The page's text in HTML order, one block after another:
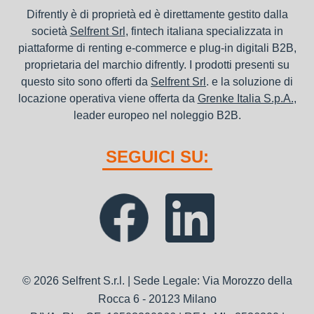
Difrently è di proprietà ed è direttamente gestito dalla
società Selfrent Srl , fintech italiana specializzata in
piattaforme di renting e-commerce e plug-in digitali B2B,
proprietaria del marchio difrently. I prodotti presenti su
questo sito sono offerti da Selfrent Srl . e la soluzione di
locazione operativa viene offerta da Grenke Italia S.p.A.,
leader europeo nel noleggio B2B.
SEGUICI SU:
© 2026 Selfrent S.r.l. | Sede Legale: Via Morozzo della
Rocca 6 - 20123 Milano